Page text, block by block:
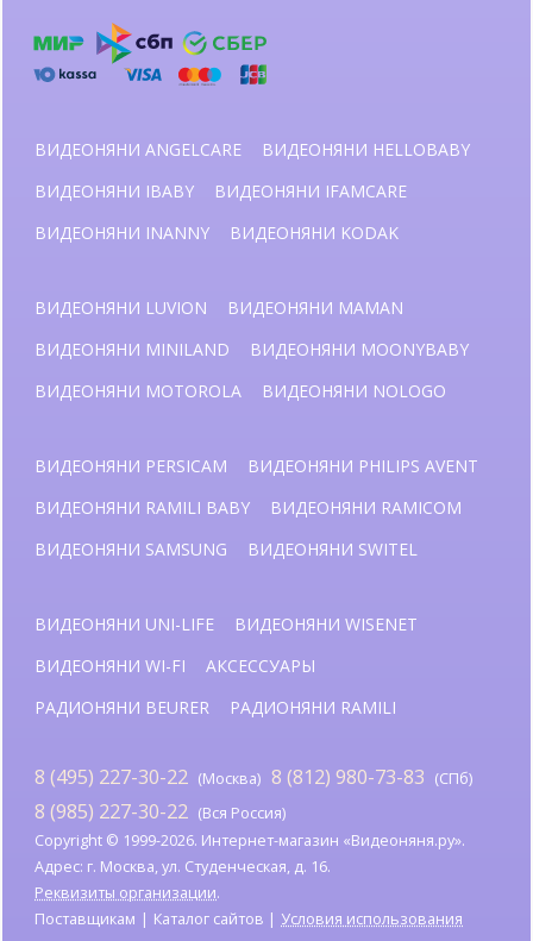
ВИДЕОНЯНИ ANGELCARE
ВИДЕОНЯНИ HELLOBABY
ВИДЕОНЯНИ IBABY
ВИДЕОНЯНИ IFAMCARE
ВИДЕОНЯНИ INANNY
ВИДЕОНЯНИ KODAK
ВИДЕОНЯНИ LUVION
ВИДЕОНЯНИ MAMAN
ВИДЕОНЯНИ MINILAND
ВИДЕОНЯНИ MOONYBABY
ВИДЕОНЯНИ MOTOROLA
ВИДЕОНЯНИ NOLOGO
ВИДЕОНЯНИ PERSICAM
ВИДЕОНЯНИ PHILIPS AVENT
ВИДЕОНЯНИ RAMILI BABY
ВИДЕОНЯНИ RAMICOM
ВИДЕОНЯНИ SAMSUNG
ВИДЕОНЯНИ SWITEL
ВИДЕОНЯНИ UNI-LIFE
ВИДЕОНЯНИ WISENET
ВИДЕОНЯНИ WI-FI
АКСЕССУАРЫ
РАДИОНЯНИ BEURER
РАДИОНЯНИ RAMILI
8 (495) 227-30-22 (Москва) 8 (812) 980-73-83 (СПб)
8 (985) 227-30-22 (Вся Россия)
Copyright © 1999-2026. Интернет-магазин «Видеоняня.ру».
Адрес: г. Москва, ул. Студенческая, д. 16.
Реквизиты организации.
Поставщикам
Каталог сайтов Условия использования